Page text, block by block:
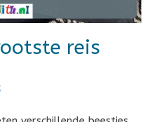
reis